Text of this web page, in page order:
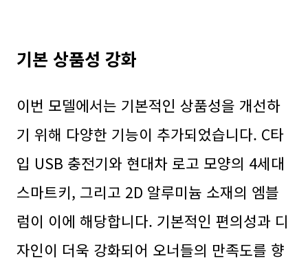
기본 상품성 강화
이번 모델에서는 기본적인 상품성을 개선하
기 위해 다양한 기능이 추가되었습니다. C타
입 USB 충전기와 현대차 로고 모양의 4세대
스마트키, 그리고 2D 알루미늄 소재의 엠블
럼이 이에 해당합니다. 기본적인 편의성과 디
자인이 더욱 강화되어 오너들의 만족도를 향